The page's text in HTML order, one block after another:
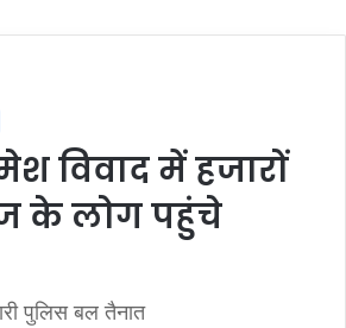
विवाद में हजारों
के लोग पहुंचे
पुलिस बल तैनात